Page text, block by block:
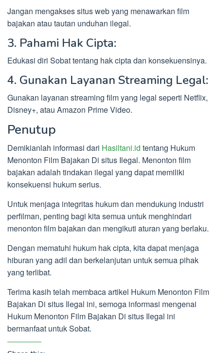
Jangan mengakses situs web yang menawarkan film
bajakan atau tautan unduhan ilegal.
3. Pahami Hak Cipta:
Edukasi diri Sobat tentang hak cipta dan konsekuensinya.
4. Gunakan Layanan Streaming Legal:
Gunakan layanan streaming film yang legal seperti Netflix,
Disney+, atau Amazon Prime Video.
Penutup
Demikianlah informasi dari Hasiltani.id tentang Hukum
Menonton Film Bajakan Di situs Ilegal. Menonton film
bajakan adalah tindakan ilegal yang dapat memiliki
konsekuensi hukum serius.
Untuk menjaga integritas hukum dan mendukung industri
perfilman, penting bagi kita semua untuk menghindari
menonton film bajakan dan mengikuti aturan yang berlaku.
Dengan mematuhi hukum hak cipta, kita dapat menjaga
hiburan yang adil dan berkelanjutan untuk semua pihak
yang terlibat.
Terima kasih telah membaca artikel Hukum Menonton Film
Bajakan Di situs Ilegal ini, semoga informasi mengenai
Hukum Menonton Film Bajakan Di situs Ilegal ini
bermanfaat untuk Sobat.